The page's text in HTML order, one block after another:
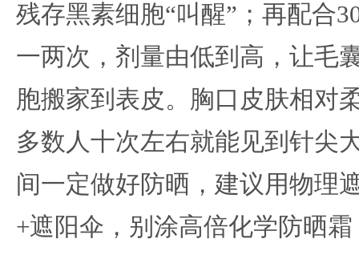
残存黑素细胞“叫醒”；再配合
一两次，剂量由低到高，让毛
胞搬家到表皮。胸口皮肤相对
多数人十次左右就能见到针尖
间一定做好防晒，建议用物理
+遮阳伞，别涂高倍化学防晒